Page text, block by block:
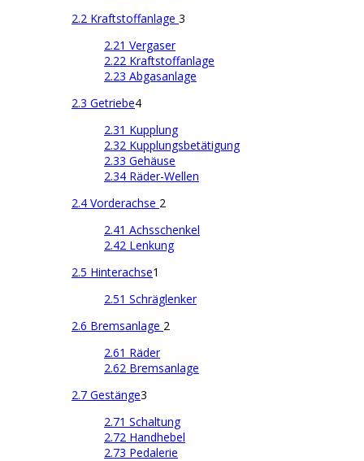
2.2 Kraftstoffanlage 3
2.21 Vergaser
2.22 Kraftstoffanlage
2.23 Abgasanlage
2.3 Getriebe4
2.31 Kupplung
2.32 Kupplungsbetätigung
2.33 Gehäuse
2.34 Räder-Wellen
2.4 Vorderachse 2
2.41 Achsschenkel
2.42 Lenkung
2.5 Hinterachse1
2.51 Schräglenker
2.6 Bremsanlage 2
2.61 Räder
2.62 Bremsanlage
2.7 Gestänge3
2.71 Schaltung
2.72 Handhebel
2.73 Pedalerie